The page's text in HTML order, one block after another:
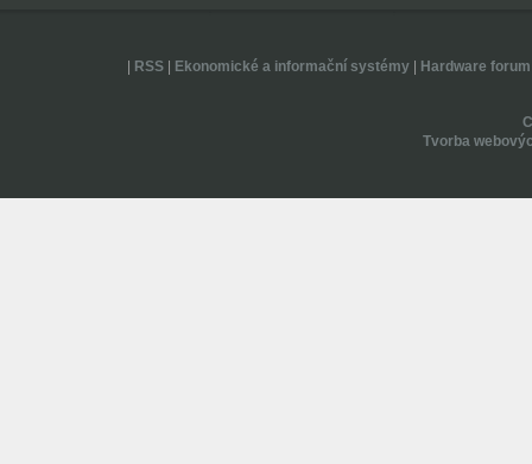
RSS| Ekonomické a informační systémy| Hardware forum
Tvorba